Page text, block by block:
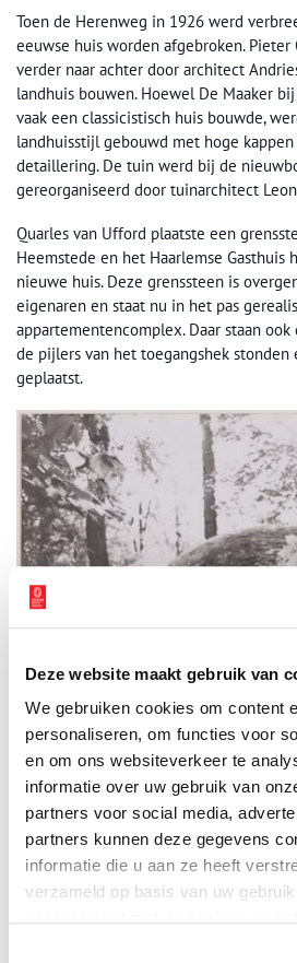
Deze website maakt gebruik van
We gebruiken cookies om content
personaliseren, om functies voor
en om ons websiteverkeer te
informatie over uw gebruik van
partners voor social media,
partners kunnen deze gegevens
informatie die u aan ze heeft
verzameld op basis van uw
Toen de Herenweg in 1926 werd
eeuwse huis worden afgebroken.
verder naar achter door architect
landhuis bouwen. Hoewel De Maaker
vaak een classicistisch huis bouwde,
landhuisstijl gebouwd met hoge
detaillering. De tuin werd bij de
gereorganiseerd door tuinarchitect
Quarles van Ufford plaatste een
Heemstede en het Haarlemse Gasthuis
nieuwe huis. Deze grenssteen is
eigenaren en staat nu in het pas
appartementencomplex. Daar staan
de pijlers van het toegangshek stonden
geplaatst.
IJskelder op terrein van bejaardencentrum
Hollands Archief.
Moderne tijd
In 1948 werd Kennemeroord gekocht
Gemeente Heemstede, die er het
het huis gebruikte als school. In 1959